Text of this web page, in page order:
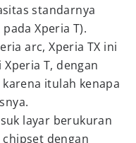
standarnya
Xperia T).
arc, Xperia TX ini
T, dengan
itulah kenapa
layar berukuran
dengan